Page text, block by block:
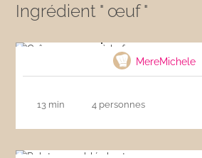
Ingrédient " œuf "
MereMichele
13 min 4 personnes